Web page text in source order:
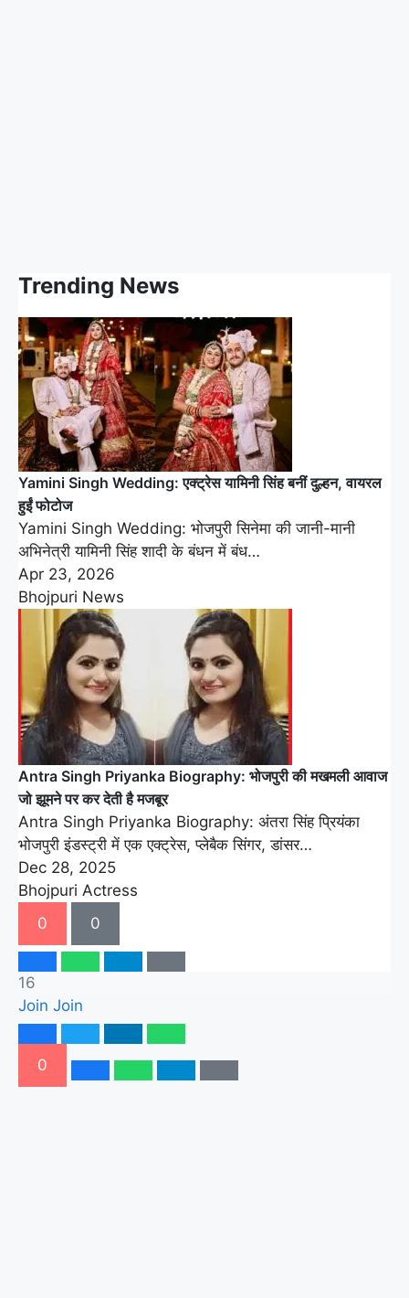
Trending News
Yamini Singh Wedding: एक्ट्रेस यामिनी सिंह बनीं दुल्हन, वायरल
हुईं फोटोज
Yamini Singh Wedding: भोजपुरी सिनेमा की जानी-मानी
अभिनेत्री यामिनी सिंह शादी के बंधन में बंध…
Apr 23, 2026
Bhojpuri News
Antra Singh Priyanka Biography: भोजपुरी की मखमली आवाज
जो झूमने पर कर देती है मजबूर
Antra Singh Priyanka Biography: अंतरा सिंह प्रियंका
भोजपुरी इंडस्ट्री में एक एक्ट्रेस, प्लेबैक सिंगर, डांसर…
Dec 28, 2025
Bhojpuri Actress
0
0
16
Join Join
0